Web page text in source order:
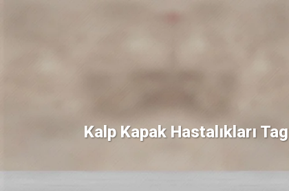
Kalp Kapak Hastalıkları Tag